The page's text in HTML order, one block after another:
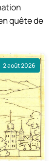
quête de
2 août 2026